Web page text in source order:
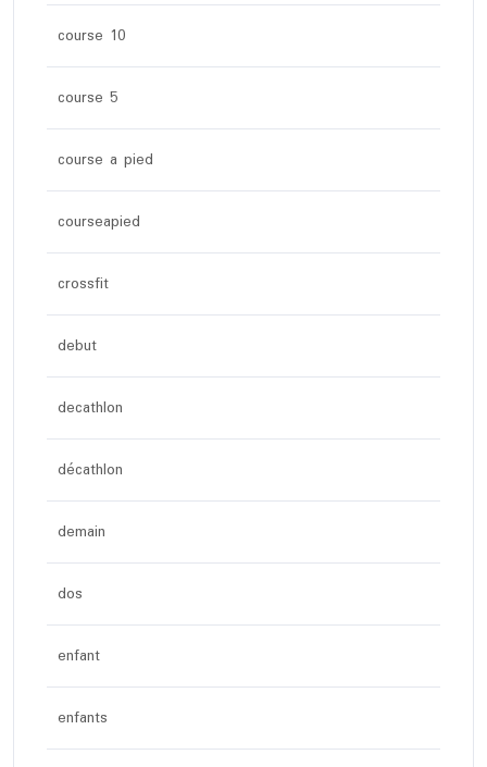
course 10
course 5
course a pied
courseapied
crossfit
debut
decathlon
décathlon
demain
dos
enfant
enfants